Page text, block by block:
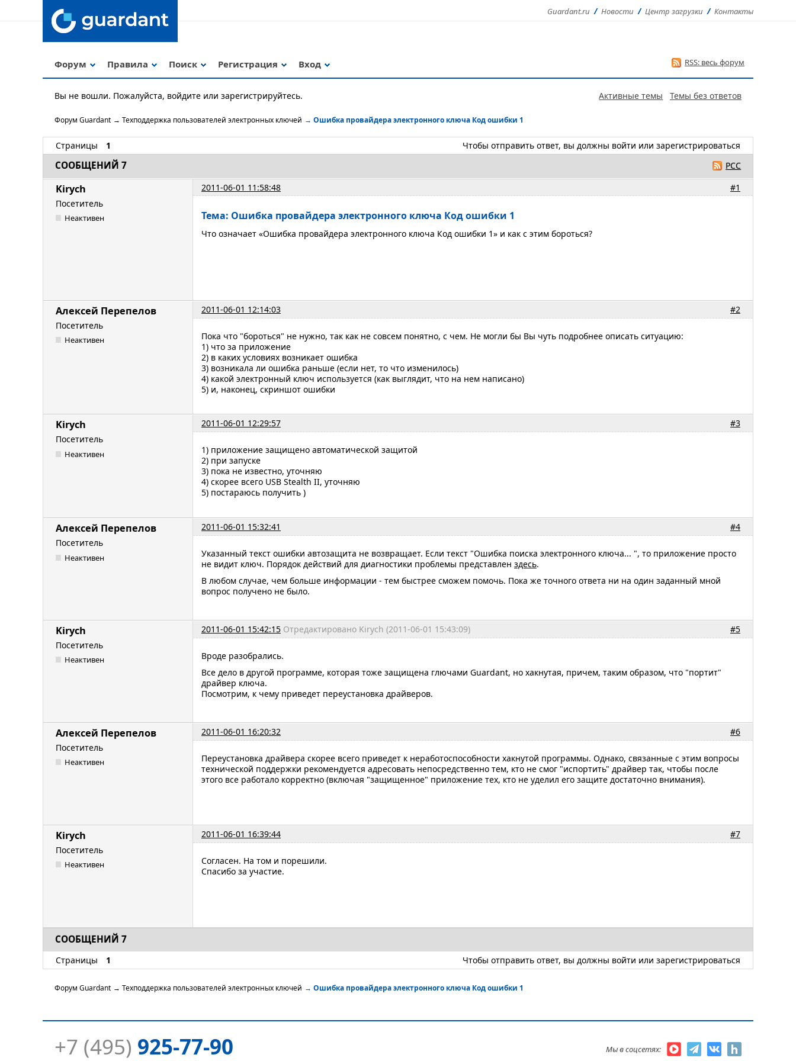
Guardant.ru Новости Центр загрузки Контакты
Форум Правила Поиск Регистрация Вход RSS: весь форум
Активные темы Темы без ответов
Вы не вошли. Пожалуйста, войдите или зарегистрируйтесь.
Форум Guardant → Техподдержка пользователей электронных ключей → Ошибка провайдера электронного ключа Код ошибки 1
Страницы 1 Чтобы отправить ответ, вы должны войти или зарегистрироваться
РСС
СООБЩЕНИЙ 7
#1
Kirych
2011-06-01 11:58:48
Посетитель
Неактивен Тема: Ошибка провайдера электронного ключа Код ошибки 1
Что означает «Ошибка провайдера электронного ключа Код ошибки 1» и как с этим бороться?
#2
Алексей Перепелов
2011-06-01 12:14:03
Посетитель
Неактивен
Пока что "бороться" не нужно, так как не совсем понятно, с чем. Не могли бы Вы чуть подробнее описать ситуацию:
1) что за приложение
2) в каких условиях возникает ошибка
3) возникала ли ошибка раньше (если нет, то что изменилось)
4) какой электронный ключ используется (как выглядит, что на нем написано)
5) и, наконец, скриншот ошибки
#3
Kirych
2011-06-01 12:29:57
Посетитель
Неактивен
1) приложение защищено автоматической защитой
2) при запуске
3) пока не известно, уточняю
4) скорее всего USB Stealth II, уточняю
5) постараюсь получить )
#4
Алексей Перепелов
2011-06-01 15:32:41
Посетитель
Неактивен
Указанный текст ошибки автозащита не возвращает. Если текст "Ошибка поиска электронного ключа... ", то приложение просто
не видит ключ. Порядок действий для диагностики проблемы представлен здесь.
В любом случае, чем больше информации - тем быстрее сможем помочь. Пока же точного ответа ни на один заданный мной
вопрос получено не было.
#5
Kirych 2011-06-01 15:42:15 Отредактировано Kirych (2011-06-01 15:43:09)
Посетитель
Неактивен
Вроде разобрались.
Все дело в другой программе, которая тоже защищена глючами Guardant, но хакнутая, причем, таким образом, что "портит"
драйвер ключа.
Посмотрим, к чему приведет переустановка драйверов.
#6
Алексей Перепелов
2011-06-01 16:20:32
Посетитель
Неактивен
Переустановка драйвера скорее всего приведет к неработоспособности хакнутой программы. Однако, связанные с этим вопросы
технической поддержки рекомендуется адресовать непосредственно тем, кто не смог "испортить" драйвер так, чтобы после
этого все работало корректно (включая "защищенное" приложение тех, кто не уделил его защите достаточно внимания).
#7
Kirych
2011-06-01 16:39:44
Посетитель
Неактивен
Согласен. На том и порешили.
Спасибо за участие.
СООБЩЕНИЙ 7
Страницы 1 Чтобы отправить ответ, вы должны войти или зарегистрироваться
Форум Guardant → Техподдержка пользователей электронных ключей → Ошибка провайдера электронного ключа Код ошибки 1
+7 (495) 925-77-90 Мы в соцсетях: